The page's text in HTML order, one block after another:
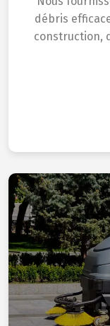
débris
construction,